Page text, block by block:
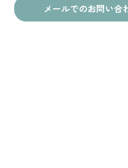
メールでのお問い合